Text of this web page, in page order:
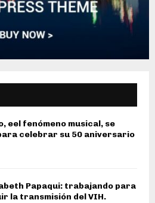
eel fenómeno musical, se
celebrar su 50 aniversario
Papaqui: trabajando para
la transmisión del VIH.